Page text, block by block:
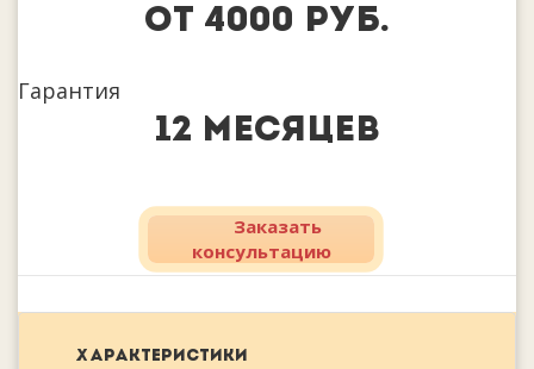
от 4000 руб.
Гарантия
12 месяцев
Заказать
консультацию
ХАРАКТЕРИСТИКИ